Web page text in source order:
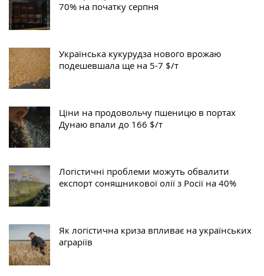
70% на початку серпня
Українська кукурудза нового врожаю
подешевшала ще на 5-7 $/т
Ціни на продовольчу пшеницю в портах
Дунаю впали до 166 $/т
Логістичні проблеми можуть обвалити
експорт соняшникової олії з Росії на 40%
Як логістична криза впливає на українських
аграріїв